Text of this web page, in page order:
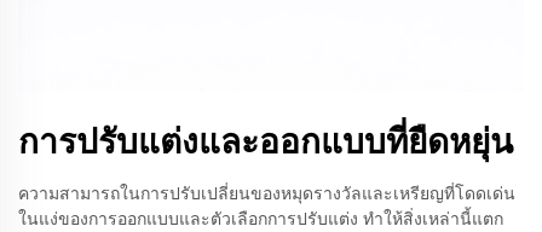
การปรับแต่งและออกแบบที่ยืดหยุ่น
ความสามารถในการปรับเปลี่ยนของหมุดรางวัลและเหรียญที่โดดเด่น
ในแง่ของการออกแบบและตัวเลือกการปรับแต่ง ทำให้สิ่งเหล่านี้แตก